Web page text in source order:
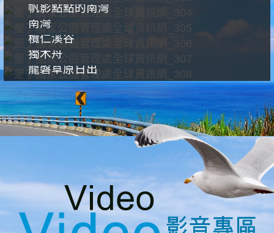
帆影點點的南灣
南灣
欖仁溪谷
獨木舟
龍磐草原日出